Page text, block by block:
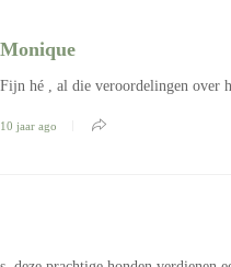
Monique
Fijn hé , al die veroordelingen over
10 jaar ago